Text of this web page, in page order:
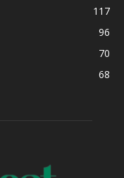
117
96
70
68